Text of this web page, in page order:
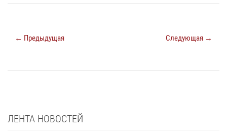
← Предыдущая Следующая →
ЛЕНТА НОВОСТЕЙ